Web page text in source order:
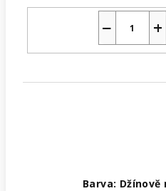
+
−
Barva: Džínově